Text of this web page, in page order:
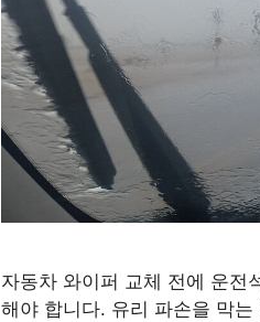
자동차 와이퍼 교체 전에 운전
해야 합니다. 유리 파손을 막